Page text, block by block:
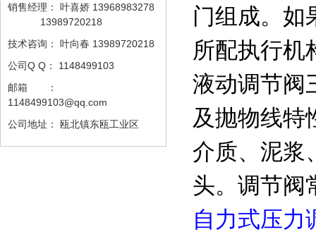
销售经理： 叶喜娇 13968983278
13989720218
技术咨询： 叶向春 13989720218
公司Q Q： 1148499103
邮箱 ：
1148499103@qq.com
公司地址： 瓯北镇东瓯工业区
门组成。如
所配执行机
液动调节阀
及抛物线特
介质、泥浆
头。调节阀
自力式压力